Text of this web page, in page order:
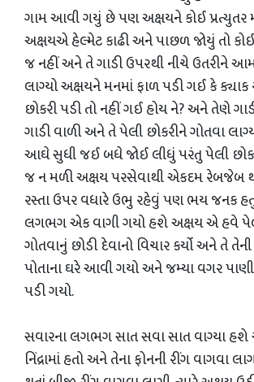
ગામ આવી ગયું છે પણ અક્ષયને કોઈ પ્રત્યુતર
અક્ષયએ હેલ્મેટ કાઢી અને પાછળ જોયું તો
જ નહીં અને તે ગાડી ઉપરથી નીચે ઉતરીને
લાગ્યો અક્ષયને મનમાં ફાળ પડી ગઈ કે ક્યાક
છોકરી પડી તો નહીં ગઈ હોય ને? અને તેણે
ગાડી વાળી અને તે પેલી છોકરીને ગોતવા
આઘે સુધી જઈ બધે જોઈ લીધું પરંતુ પેલી
જ ન મળી અક્ષય પરસેવાથી એકદમ
રસ્તા ઉપર વધારે ઉભુ રહેવું પણ ભય જનક હતું
લગભગ એક વાગી ગયો હશે અક્ષય એ હવે
ગોતવાનું છોડી દેવાનો વિચાર કર્યો અને તે
પોતાના ઘરે આવી ગયો અને જમ્યા વગર પાણી
પડી ગયો.
સવારના લગભગ સાત સવા સાત વાગ્યા હશે
નિંદ્રામાં હતો અને તેના ફોનની રીંગ વાગવા